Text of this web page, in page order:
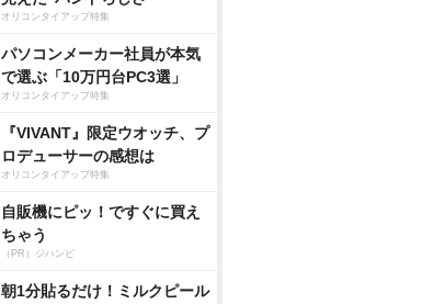
オリコンタイアップ特集
パソコンメーカー社員が本気
で選ぶ「10万円台PC3選」
オリコンタイアップ特集
『VIVANT』限定ウオッチ、プ
ロデューサーの感想は
オリコンタイアップ特集
自販機にピッ！ですぐに買え
ちゃう
（PR）ジハンピ
朝1分貼るだけ！ミルクピール